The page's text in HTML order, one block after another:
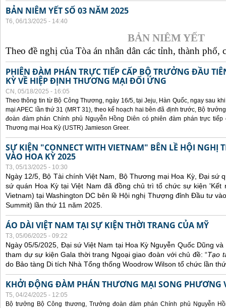
BẢN NIÊM YẾT SỐ 03 NĂM 2025
T6, 06/13/2025 - 14:40
BẢN NIÊM YẾT
Theo đề nghị của Tòa án nhân dân các tỉnh, thành phố,
PHIÊN ĐÀM PHÁN TRỰC TIẾP CẤP BỘ TRƯỞNG ĐẦU
KỲ VỀ HIỆP ĐỊNH THƯƠNG MẠI ĐỐI ỨNG
CN, 05/18/2025 - 16:05
Theo thông tin từ Bộ Công Thương, ngày 16/5, tại Jeju, Hàn Quốc, ngay sau
mại APEC lần thứ 31 (MRT 31), theo kế hoạch hai bên đã định trước, Bộ
đoàn đàm phán Chính phủ Nguyễn Hồng Diên có phiên đàm phán trực
Thương mại Hoa Kỳ (USTR) Jamieson Greer.
SỰ KIỆN "CONNECT WITH VIETNAM" BÊN LỀ HỘI
VÀO HOA KỲ 2025
T3, 05/13/2025 - 10:30
Ngày 12/5, Bộ Tài chính Việt Nam, Bộ Thương mại Hoa Kỳ, Đại sứ
sứ quán Hoa Kỳ tại Việt Nam đã đồng chủ trì tổ chức sự kiện 'Kết
Vietnam) tại Washington DC bên lề Hội nghị Thượng đỉnh Đầu tư
Summit) lần thứ 11 năm 2025.
ÁO DÀI VIỆT NAM TẠI SỰ KIỆN THỜI TRANG CỦA MỸ
T3, 05/06/2025 - 09:22
Ngày 05/5/2025, Đại sứ Việt Nam tại Hoa Kỳ Nguyễn Quốc Dũng
tham dự sự kiện Gala thời trang Ngoại giao đoàn với chủ đề: “Tạo
do Bảo tàng Di tích Nhà Tổng thống Woodrow Wilson tổ chức lần
KHỞI ĐỘNG ĐÀM PHÁN THƯƠNG MẠI SONG PHƯƠNG
T5, 04/24/2025 - 12:05
Bộ trưởng Bộ Công thương, Trưởng đoàn đàm phán Chính phủ Nguyễn